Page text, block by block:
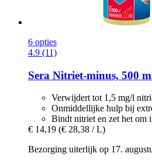
6 opties
4.9 (11)
Sera Nitriet-​minus, 500
Verwijdert tot 1,5 mg/l
Onmiddellijke hulp bij
Bindt nitriet en zet het om
€ 14,19 (€ 28,38 / L)
Bezorging uiterlijk op 17.